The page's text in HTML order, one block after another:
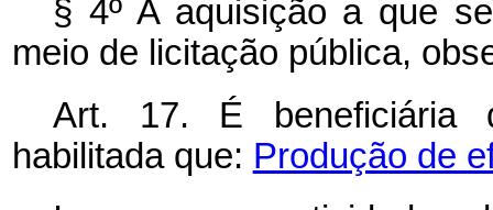
§ 4º A aquisição a que
meio de licitação pública,
Art. 17. É beneficiária
habilitada que: Produção de